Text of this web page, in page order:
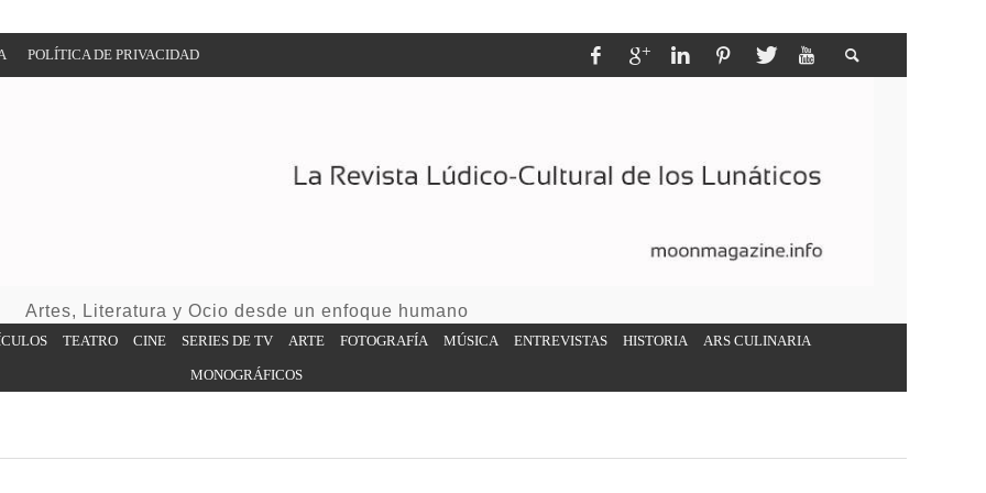
POLÍTICA DE PRIVACIDAD
Artes, Literatura y Ocio desde un enfoque humano
TEATRO CINE SERIES DE TV ARTE FOTOGRAFÍA MÚSICA ENTREVISTAS HISTORIA ARS CULINARIA
MONOGRÁFICOS